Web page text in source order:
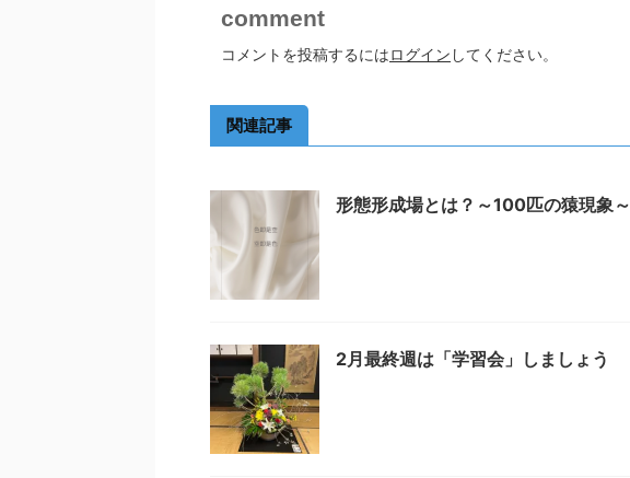
comment
コメントを投稿するにはログイン してください。
関連記事
形態形成場とは？～100匹の猿現象～
2月最終週は「学習会」しましょう